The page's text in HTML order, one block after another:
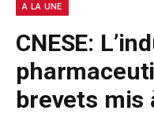
A LA UNE
CNESE:
brevets mis